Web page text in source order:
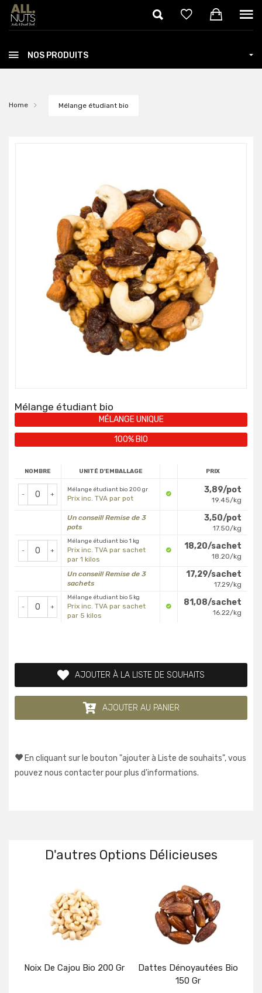
Skip to main content
NOS PRODUITS
Home Mélange étudiant bio
Mélange étudiant bio
MÉLANGE UNIQUE
100% BIO
NOMBRE UNITÉ D'EMBALLAGE PRIX
- +
Mélange étudiant bio 200 gr
Prix inc. TVA par pot
3,89/pot
19.45/kg
Un conseil! Remise de 3
pots
3,50/pot
17.50/kg
- +
Mélange étudiant bio 1 kg
Prix inc. TVA par sachet
par 1 kilos
18,20/sachet
18.20/kg
Un conseil! Remise de 3
sachets
17,29/sachet
17.29/kg
- +
Mélange étudiant bio 5 kg
Prix inc. TVA par sachet
par 5 kilos
81,08/sachet
16.22/kg
AJOUTER À LA LISTE DE SOUHAITS
AJOUTER AU PANIER
En cliquant sur le bouton "ajouter à Liste de souhaits", vous
pouvez nous contacter pour plus d'informations.
D'autres Options Délicieuses
Noix De Cajou Bio 200 Gr
Dattes Dénoyautées Bio
150 Gr